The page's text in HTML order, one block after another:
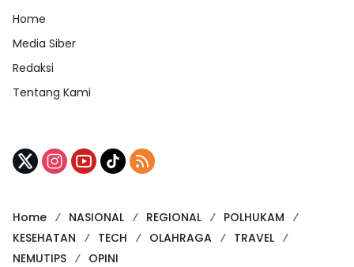
Home
Media Siber
Redaksi
Tentang Kami
Home NASIONAL REGIONAL
POLHUKAM
KESEHATAN
TECH OLAHRAGA
TRAVEL
NEMUTIPS
OPINI